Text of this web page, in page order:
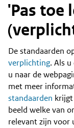
'Pas toe
Content
De standaarden
verplichting. Als
u naar de
met meer
standaarden krijgt
beeld welke van
relevant zijn voor